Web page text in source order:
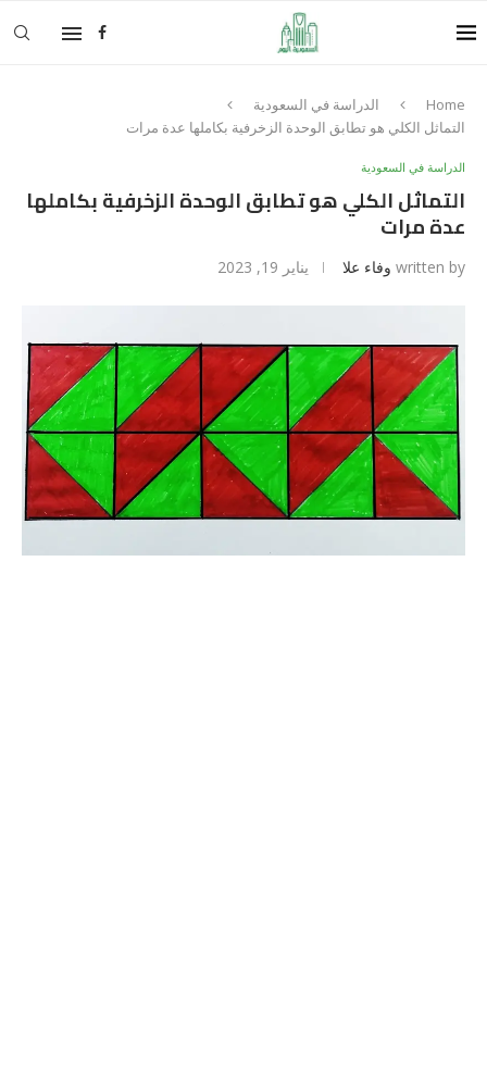
Home
الدراسة في السعودية
التماثل الكلي هو تطابق الوحدة الزخرفية بكاملها عدة مرات
الدراسة في السعودية
التماثل الكلي هو تطابق الوحدة الزخرفية بكاملها
عدة مرات
written by وفاء علا يناير 19, 2023